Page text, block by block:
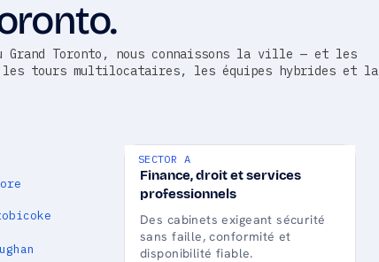
Grand Toronto, nous connaissons la ville — et les
tours multilocataires, les équipes hybrides et la
SECTOR A
Finance, droit et services
professionnels
Des cabinets exigeant sécurité
sans faille, conformité et
disponibilité fiable.